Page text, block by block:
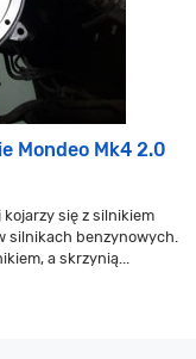
Mondeo Mk4 2.0
się z silnikiem
silnikach benzynowych.
a skrzynią...